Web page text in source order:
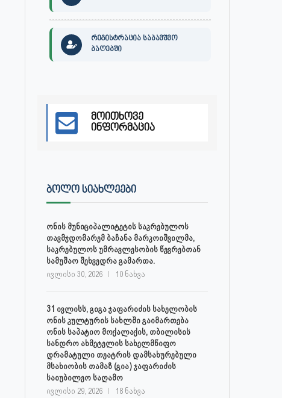
საზოგადოებრივი...
ივლისი 27, 2026
რეგისტრაცია საბავშვო
ბაღებში
მოითხოვე
ინფორმაცია
ᲑᲝᲚᲝ ᲡᲘᲐᲮᲚᲔᲔᲑᲘ
ონის მუნიციპალიტეტის საკრებულოს
თავმჯდომარემ ბაჩანა მარკოიშვილმა,
საკრებულოს უმრავლესობის წევრებთან
სამუშაო შეხვედრა გამართა.
ივლისი 30, 2026 10 ნახვა
31 ივლისს, გიგა ჯაფარიძის სახელობის
ონის კულტურის სახლში გაიმართება
ონის საპატიო მოქალაქის, თბილისის
სანდრო ახმეტელის სახელმწიფო
დრამატული თეატრის დამსახურებული
მსახიობის თამაზ (გია) ჯაფარიძის
საიუბილეო საღამო
ივლისი 29, 2026 18 ნახვა